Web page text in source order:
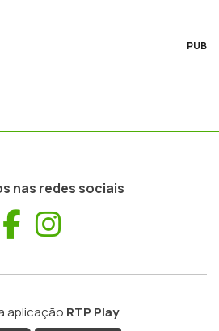
PUB
nas redes sociais
Facebook
aplicação RTP Play